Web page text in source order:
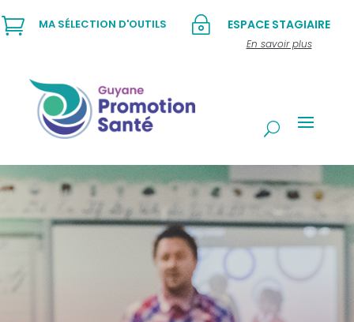
~ ESPACE STAGIAIRE
En savoir plus
 MA SÉLECTION D'OUTILS